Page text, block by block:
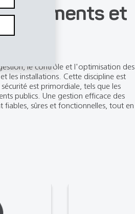
documents et
le contrôle et l'optimisation des
les installations. Cette discipline est
est primordiale, tels que les
publics. Une gestion efficace des
fiables, sûres et fonctionnelles, tout en